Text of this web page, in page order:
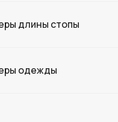
длины стопы
одежды